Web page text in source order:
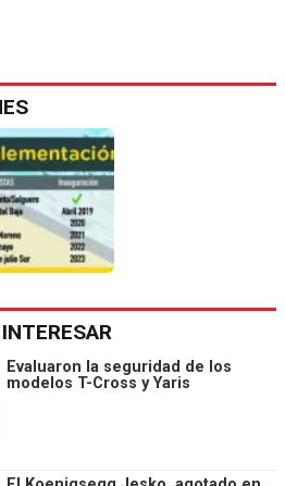
Evaluaron la seguridad de los
modelos T-Cross y Yaris